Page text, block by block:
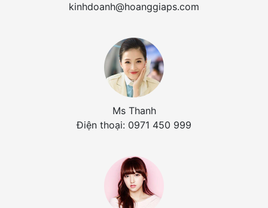
kinhdoanh@hoanggiaps.com
Ms Thanh
Điện thoại: 0971 450 999